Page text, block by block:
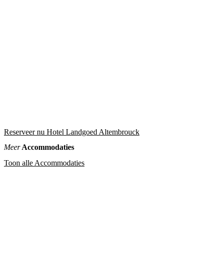
Reserveer nu Hotel Landgoed Altembrouck
MeerAccommodaties
Toon alle Accommodaties